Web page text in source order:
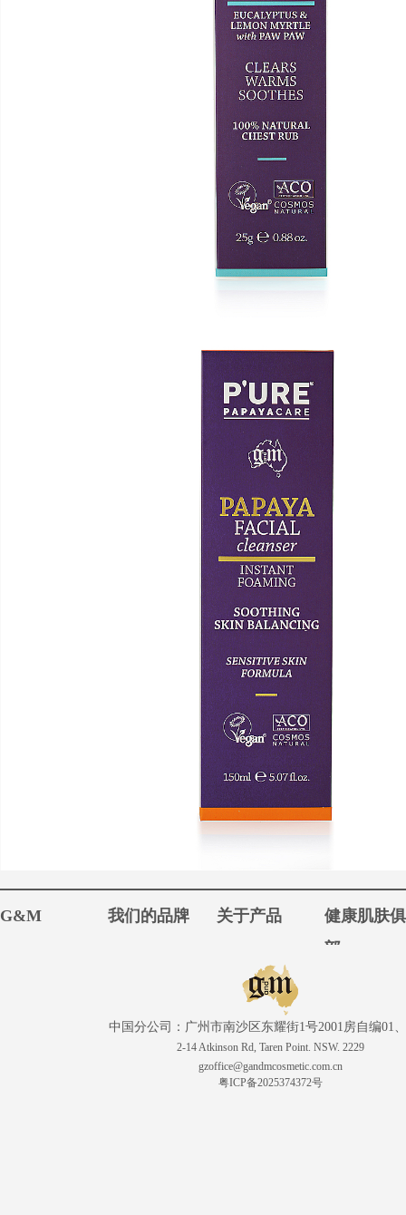
G&M 我们的品牌 关于产品
健康肌肤
部
中国分公司：广州市南沙区东耀街1号2001房自编01
2-14 Atkinson Rd, Taren Point. NSW. 2229
gzoffice@gandmcosmetic.com.cn
粤ICP备2025374372号